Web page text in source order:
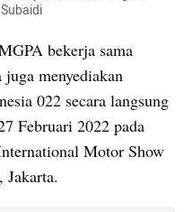
bekerja sama
menyediakan
022 secara langsung
Februari 2022 pada
Motor Show